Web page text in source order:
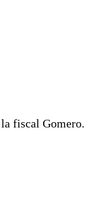
fiscal Gomero.